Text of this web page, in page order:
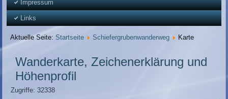
Impressum
Links
Aktuelle Seite:Startseite Schiefergrubenwanderweg Karte
Wanderkarte, Zeichenerklärung und
Höhenprofil
Zugriffe: 32338